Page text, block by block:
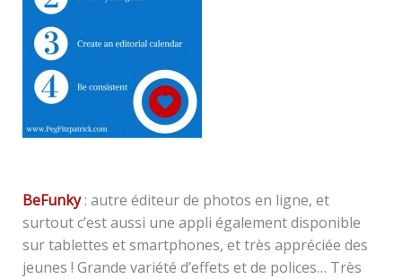
BeFunky: autre éditeur de photos en ligne, et
surtout c’est aussi une appli également disponible
sur tablettes et smartphones, et très appréciée des
jeunes ! Grande variété d’effets et de polices… Très